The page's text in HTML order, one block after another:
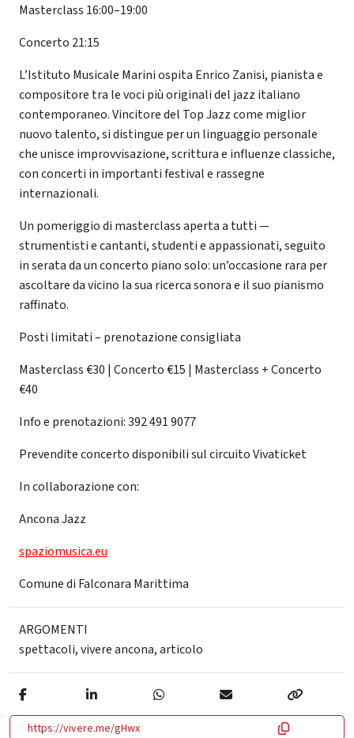
Masterclass 16:00–19:00
Concerto 21:15
L’Istituto Musicale Marini ospita Enrico Zanisi, pianista e
compositore tra le voci più originali del jazz italiano
contemporaneo. Vincitore del Top Jazz come miglior
nuovo talento, si distingue per un linguaggio personale
che unisce improvvisazione, scrittura e influenze classiche,
con concerti in importanti festival e rassegne
internazionali.
Un pomeriggio di masterclass aperta a tutti —
strumentisti e cantanti, studenti e appassionati, seguito
in serata da un concerto piano solo: un’occasione rara per
ascoltare da vicino la sua ricerca sonora e il suo pianismo
raffinato.
Posti limitati – prenotazione consigliata
Masterclass €30 | Concerto €15 | Masterclass + Concerto
€40
Info e prenotazioni: 392 491 9077
Prevendite concerto disponibili sul circuito Vivaticket
In collaborazione con:
Ancona Jazz
spaziomusica.eu
Comune di Falconara Marittima
ARGOMENTI
spettacoli,vivere ancona,articolo
https://vivere.me/gHwx